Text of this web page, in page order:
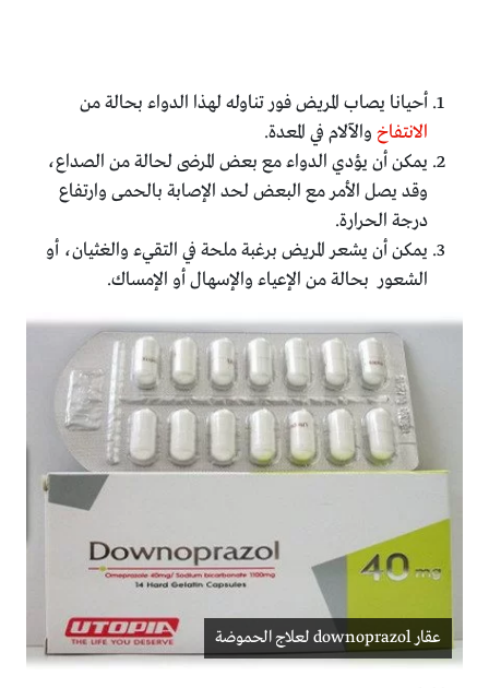
أحيانا يصاب المريض فور تناوله لهذا الدواء بحالة من
الانتفاخ والآلام في المعدة.
يمكن أن يؤدي الدواء مع بعض المرضى لحالة من الصداع،
وقد يصل الأمر مع البعض لحد الإصابة بالحمى وارتفاع
درجة الحرارة.
يمكن أن يشعر المريض برغبة ملحة في التقيء والغثيان، أو
الشعور بحالة من الإعياء والإسهال أو الإمساك.
عقار downoprazol لعلاج الحموضة